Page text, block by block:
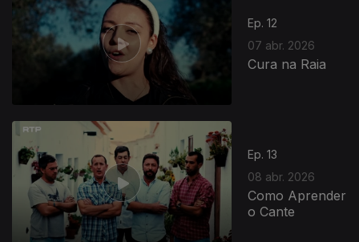
Ep. 12
07 abr. 2026
Cura na Raia
Ep. 13
08 abr. 2026
Como Aprender
o Cante